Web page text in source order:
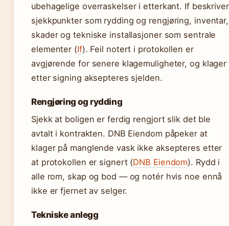
ubehagelige overraskelser i etterkant. If beskriver
sjekkpunkter som rydding og rengjøring, inventar,
skader og tekniske installasjoner som sentrale
elementer (If). Feil notert i protokollen er
avgjørende for senere klagemuligheter, og klager
etter signing aksepteres sjelden.
Rengjøring og rydding
Sjekk at boligen er ferdig rengjort slik det ble
avtalt i kontrakten. DNB Eiendom påpeker at
klager på manglende vask ikke aksepteres etter
at protokollen er signert (DNB Eiendom). Rydd i
alle rom, skap og bod — og notér hvis noe ennå
ikke er fjernet av selger.
Tekniske anlegg